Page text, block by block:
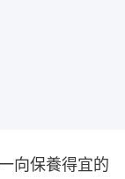
向保養得宜的